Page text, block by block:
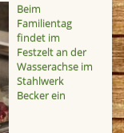
Beim
Familientag
findet im
Festzelt an der
Wasserachse im
Stahlwerk
Becker ein